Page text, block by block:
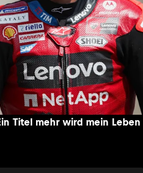
Titel mehr wird mein Leben